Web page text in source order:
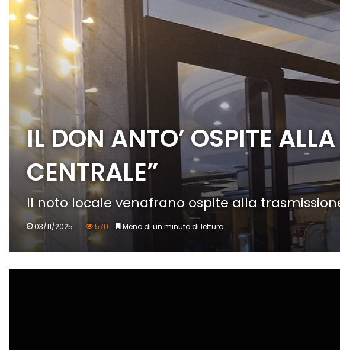
IL DON ANTO’ OSPITE
CENTRALE”
Il noto locale venafrano ospite alla
03/11/2025 570 Meno di un minuto di lettura